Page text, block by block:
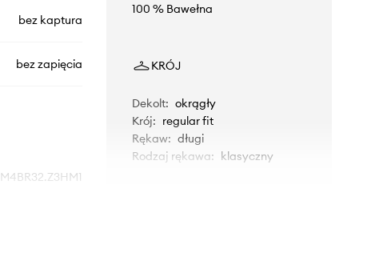
bez kaptura
bez zapięcia
M4BR32.Z3HM1
100 % Bawełna
KRÓJ
Dekolt: okrągły
Krój: regular fit
Rękaw: długi
Rodzaj rękawa: klasyczny